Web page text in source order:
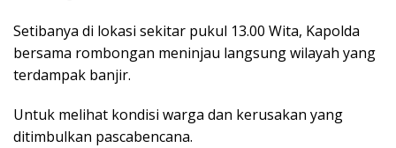
Setibanya di lokasi sekitar pukul 13.00 Wita, Kapolda
bersama rombongan meninjau langsung wilayah yang
terdampak banjir.
Untuk melihat kondisi warga dan kerusakan yang
ditimbulkan pascabencana.